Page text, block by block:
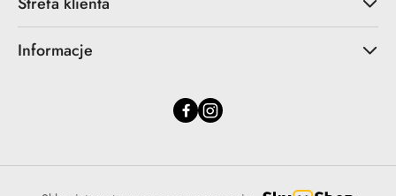
Informacje